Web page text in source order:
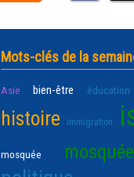
Mots-clés de la
Asie bien-être éducation
histoire immigration
mosquée